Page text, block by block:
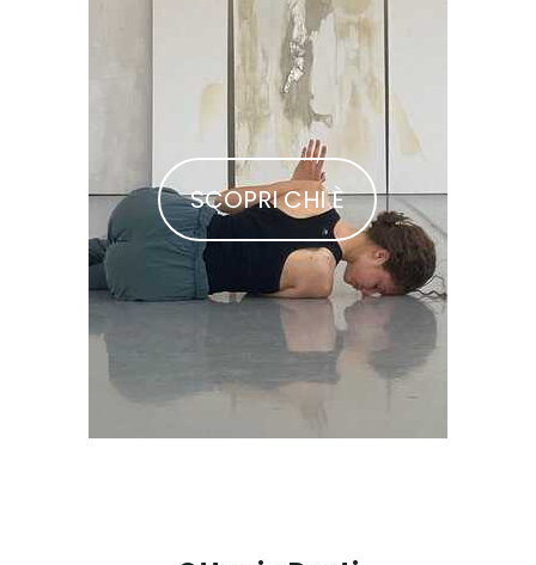
SCOPRI CHI È